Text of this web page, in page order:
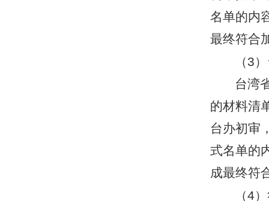
名单的内
最终符合
（3
台湾
的材料清
台办初审
式名单的
成最终符
（4